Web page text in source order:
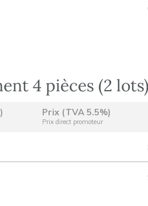
4 pièces (2 lots)
Prix (TVA 5.5%)
Prix direct promoteur